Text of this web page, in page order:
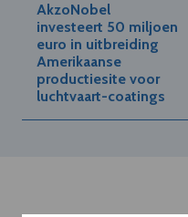
AkzoNobel
investeert 50 miljoen
euro in uitbreiding
Amerikaanse
productiesite voor
luchtvaart-coatings